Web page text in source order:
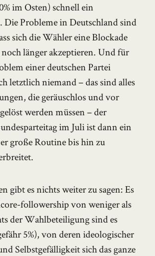
im Osten) schnell ein
Die Probleme in Deutschland sind
sich die Wähler eine Blockade
länger akzeptieren. Und für
einer deutschen Partei
letztlich niemand – das sind alles
die geräuschlos und vor
werden müssen – der
im Juli ist dann ein
große Routine bis hin zu
gibt es nichts weiter zu sagen: Es
followership von weniger als
der Wahlbeteiligung sind es
5%), von deren ideologischer
Selbstgefälligkeit sich das ganze